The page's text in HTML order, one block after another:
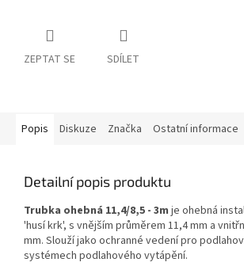
ZEPTAT SE SDÍLET
Popis Diskuze Značka Ostatní informace
Detailní popis produktu
Trubka ohebná 11,4/8,5 - 3m je ohebná
'husí krk', s vnějším průměrem 11,4 mm a
mm. Slouží jako ochranné vedení pro
systémech podlahového vytápění.